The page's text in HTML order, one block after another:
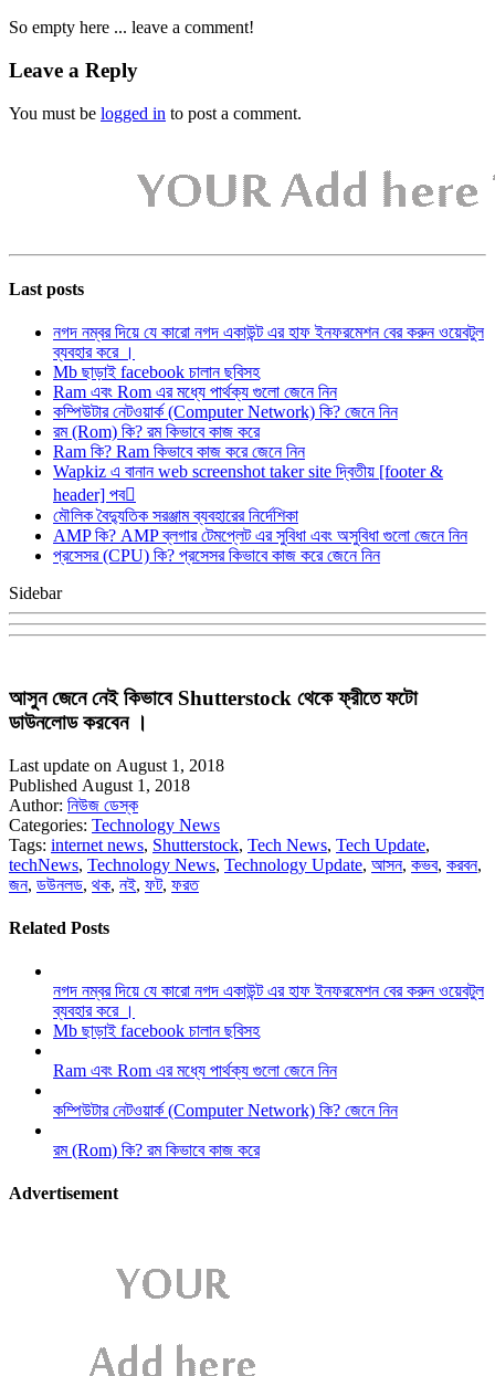
So empty here ... leave a comment!
Leave a Reply
You must be logged in to post a comment.
Last posts
নগদ নম্বর দিয়ে যে কারো নগদ একাউন্ট এর হাফ ইনফরমেশন বের করুন ওয়েবটুল
ব্যবহার করে ।
Mb ছাড়াই facebook চালান ছবিসহ
Ram এবং Rom এর মধ্যে পার্থক্য গুলো জেনে নিন
কম্পিউটার নেটওয়ার্ক (Computer Network) কি? জেনে নিন
রম (Rom) কি? রম কিভাবে কাজ করে
Ram কি? Ram কিভাবে কাজ করে জেনে নিন
Wapkiz এ বানান web screenshot taker site দ্বিতীয় [footer &
header] পব
মৌলিক বৈদ্যুতিক সরঞ্জাম ব্যবহারের নির্দেশিকা
AMP কি? AMP ব্লগার টেমপ্লেট এর সুবিধা এবং অসুবিধা গুলো জেনে নিন
প্রসেসর (CPU) কি? প্রসেসর কিভাবে কাজ করে জেনে নিন
Sidebar
আসুন জেনে নেই কিভাবে Shutterstock থেকে ফ্রীতে ফটো
ডাউনলোড করবেন ।
Last update on August 1, 2018
Published August 1, 2018
Author: নিউজ ডেস্ক
Categories: Technology News
Tags: internet news, Shutterstock, Tech News, Tech Update,
techNews, Technology News, Technology Update, আসন, কভব, করবন,
জন, ডউনলড, থক, নই, ফট, ফরত
Related Posts
নগদ নম্বর দিয়ে যে কারো নগদ একাউন্ট এর হাফ ইনফরমেশন বের করুন ওয়েবটুল
ব্যবহার করে ।
Mb ছাড়াই facebook চালান ছবিসহ
Ram এবং Rom এর মধ্যে পার্থক্য গুলো জেনে নিন
কম্পিউটার নেটওয়ার্ক (Computer Network) কি? জেনে নিন
রম (Rom) কি? রম কিভাবে কাজ করে
Advertisement